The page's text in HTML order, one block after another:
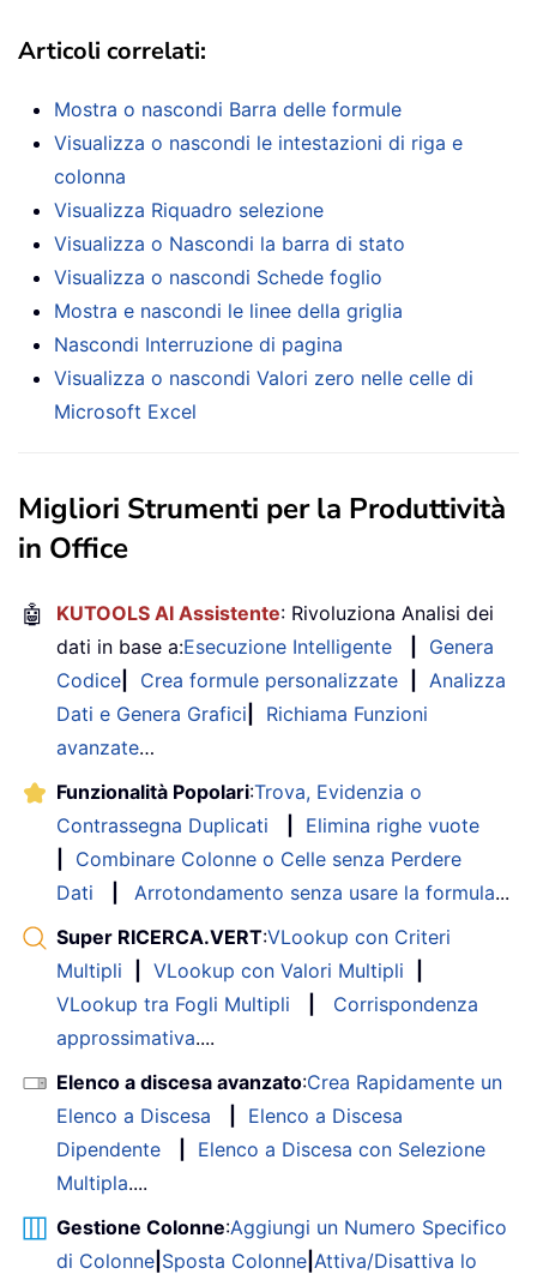
Articoli correlati:
Mostra o nascondi Barra delle formule
Visualizza o nascondi le intestazioni di riga e
colonna
Visualizza Riquadro selezione
Visualizza o Nascondi la barra di stato
Visualizza o nascondi Schede foglio
Mostra e nascondi le linee della griglia
Nascondi Interruzione di pagina
Visualizza o nascondi Valori zero nelle celle di
Microsoft Excel
Migliori Strumenti per la Produttività
in Office
🤖 KUTOOLS AI Assistente: Rivoluziona Analisi dei
dati in base a:Esecuzione Intelligente
Genera
Codice
Crea formule personalizzate
Analizza
Dati e Genera Grafici
Richiama Funzioni
avanzate…
Funzionalità Popolari:Trova, Evidenzia o
Contrassegna Duplicati
Elimina righe vuote
Combinare Colonne o Celle senza Perdere
Dati
Arrotondamento senza usare la formula...
Super RICERCA.VERT:VLookup con Criteri
Multipli
VLookup con Valori Multipli
VLookup tra Fogli Multipli
Corrispondenza
approssimativa....
Elenco a discesa avanzato:Crea Rapidamente un
Elenco a Discesa
Elenco a Discesa
Dipendente
Elenco a Discesa con Selezione
Multipla....
Gestione Colonne:Aggiungi un Numero Specifico
di Colonne Sposta Colonne Attiva/Disattiva lo